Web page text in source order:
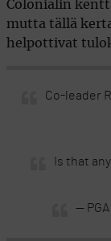
Colonialin
mutta tällä
helpottivat
Co-leader
Is that
— PGA